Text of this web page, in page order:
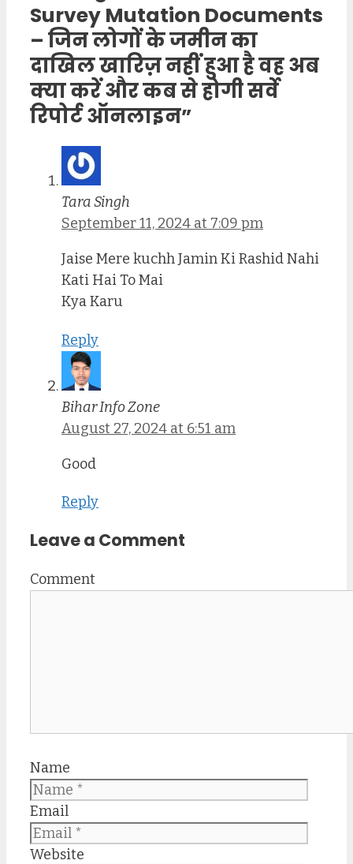
Survey Mutation Documents
– जिन लोगों के जमीन का
दाखिल खारिज़ नहीं हुआ है वह अब
क्या करें और कब से होगी सर्वे
रिपोर्ट ऑनलाइन”
Tara Singh
September 11, 2024 at 7:09 pm
Jaise Mere kuchh Jamin Ki Rashid Nahi
Kati Hai To Mai
Kya Karu
Reply
Bihar Info Zone
August 27, 2024 at 6:51 am
Good
Reply
Leave a Comment
Comment
Name
Email
Website